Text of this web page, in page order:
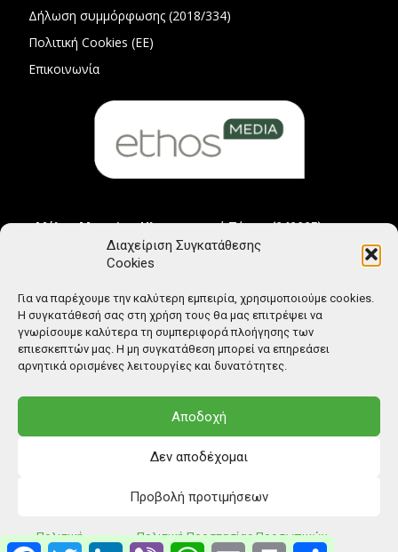
Διαχείριση Συγκατάθεσης
Cookies
Για να παρέχουμε την καλύτερη εμπειρία, χρησιμοποιούμε cookies.
Η συγκατάθεσή σας στη χρήση τους θα μας επιτρέψει να
γνωρίσουμε καλύτερα τη συμπεριφορά πλοήγησης των
επιεσκεπτών μας. Η μη συγκατάθεση μπορεί να επηρεάσει
αρνητικά ορισμένες λειτουργίες και δυνατότητες.
Αποδοχή
Δεν αποδέχομαι
Προβολή προτιμήσεων
Πολιτική Πολιτική Προστασίας Προσωπικών
Δήλωση συμμόρφωσης (2018/334)
Πολιτική Cookies (ΕΕ)
Επικοινωνία
Μέλος Μητρώου Ηλεκτρονικού Τύπου (242225)
© Copyright: Ethos Media S.A.